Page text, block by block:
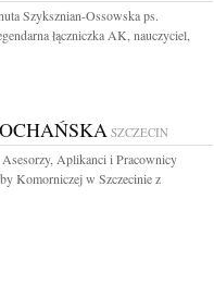
Szyksznian-Ossowska ps.
łączniczka AK, nauczyciel,
SZCZECIN
Aplikanci i Pracownicy
Komorniczej w Szczecinie z